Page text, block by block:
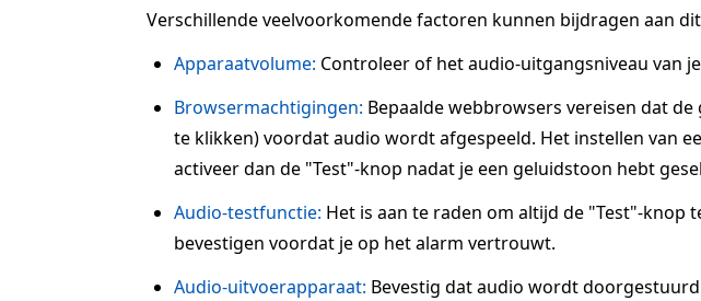
Verschillende veelvoorkomende factoren kunnen bijdragen aan
Apparaatvolume: Controleer of het audio-uitgangsniveau van
Browsermachtigingen: Bepaalde webbrowsers vereisen dat
te klikken) voordat audio wordt afgespeeld. Het instellen van
activeer dan de "Test"-knop nadat je een geluidstoon hebt
Audio-testfunctie: Het is aan te raden om altijd de "Test"-knop
bevestigen voordat je op het alarm vertrouwt.
Audio-uitvoerapparaat: Bevestig dat audio wordt